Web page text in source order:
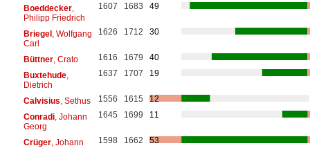
Boeddecker,
Philipp Friedrich
1607 1683 49
Briegel, Wolfgang
Carl
1626 1712 30
Büttner, Crato 1616 1679
40
Buxtehude,
Dietrich
1637 1707 19
Calvisius , Sethus 1556 1615
12
Conradi, Johann
Georg
1645 1699 11
Crüger, Johann 1598 1662
53